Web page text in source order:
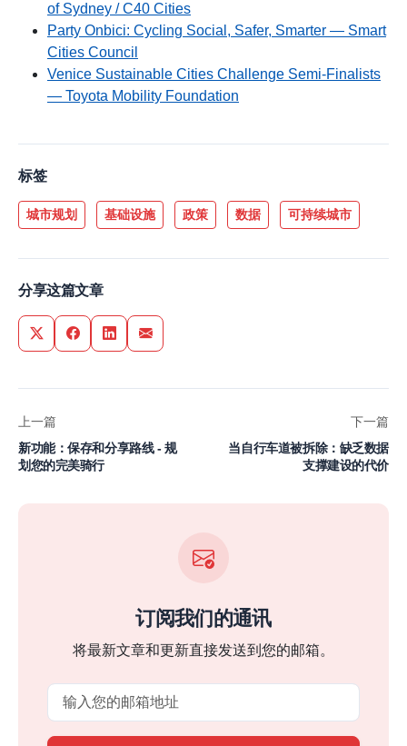
of Sydney / C40 Cities
Party Onbici: Cycling Social, Safer, Smarter — Smart
Cities Council
Venice Sustainable Cities Challenge Semi-Finalists
— Toyota Mobility Foundation
标签
城市规划 基础设施 政策 数据 可持续城市
分享这篇文章
Share on Twitter
Share on Facebook
Share on LinkedIn
Share via Email
上一篇
新功能：保存和分享路线 - 规
划您的完美骑行
下一篇
当自行车道被拆除：缺乏数据
支撑建设的代价
订阅我们的通讯
将最新文章和更新直接发送到您的邮箱。